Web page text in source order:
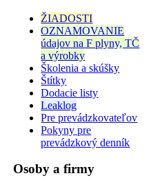
ŽIADOSTI
OZNAMOVANIE
údajov na F plyny, TČ
a výrobky
Školenia a skúšky
Štítky
Dodacie listy
Leaklog
Pre prevádzkovateľov
Pokyny pre
prevádzkový denník
Osoby a firmy